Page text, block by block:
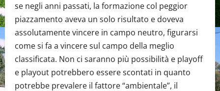
se negli anni passati, la formazione col peggior
piazzamento aveva un solo risultato e doveva
assolutamente vincere in campo neutro, figurarsi
come si fa a vincere sul campo della meglio
classificata. Non ci saranno più possibilità e playoff
e playout potrebbero essere scontati in quanto
potrebbe prevalere il fattore “ambientale”, il